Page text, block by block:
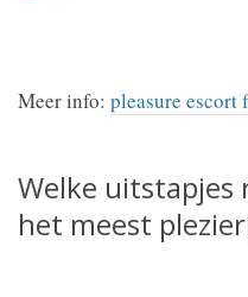
Meer info: pleasure escort
Welke uitstapjes
het meest